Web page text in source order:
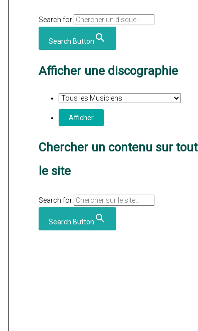
Search for:
Search Button
Afficher une discographie
Chercher un contenu sur tout
le site
Search for:
Search Button